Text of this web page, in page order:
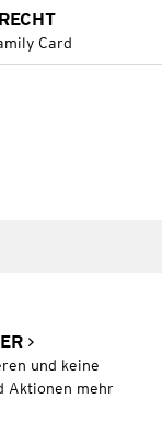
Card
und keine
Aktionen mehr